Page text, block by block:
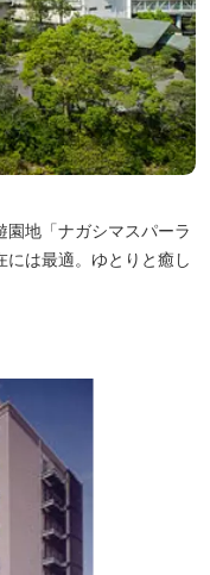
地「ナガシマスパーラ
は最適。ゆとりと癒し